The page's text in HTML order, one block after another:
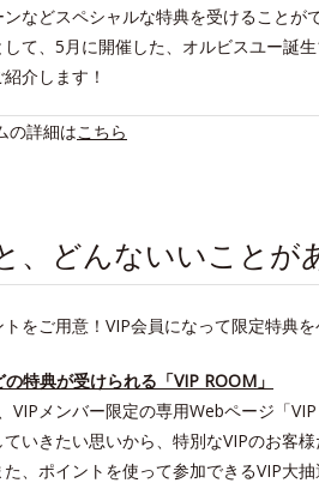
などスペシャルな特典を受けることが
て、5月に開催した、オルビスユー誕
介します！
の詳細はこちら
、どんないいことが
をご用意！VIP会員になって限定特典
特典が受けられる「VIP ROOM」
VIPメンバー限定の専用Webページ「
いきたい思いから、特別なVIPのお客
、ポイントを使って参加できるVIP大